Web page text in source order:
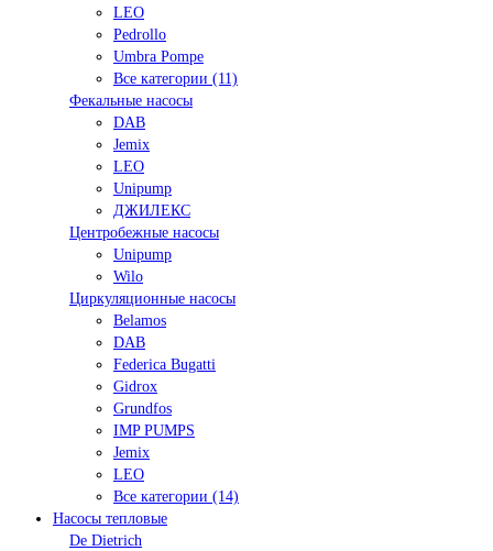
LEO
Pedrollo
Umbra Pompe
Все категории (11)
Фекальные насосы
DAB
Jemix
LEO
Unipump
ДЖИЛЕКС
Центробежные насосы
Unipump
Wilo
Циркуляционные насосы
Belamos
DAB
Federica Bugatti
Gidrox
Grundfos
IMP PUMPS
Jemix
LEO
Все категории (14)
Насосы тепловые
De Dietrich